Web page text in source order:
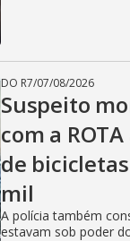
DO R7/07/08/2026
Suspeito
com a
de
mil
A polícia também
estavam sob poder